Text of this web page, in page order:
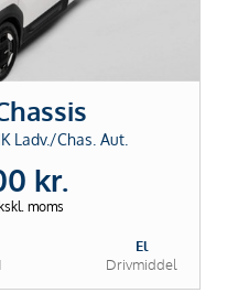
Ladv./Chas. Aut.
kr.
moms
El
Drivmiddel